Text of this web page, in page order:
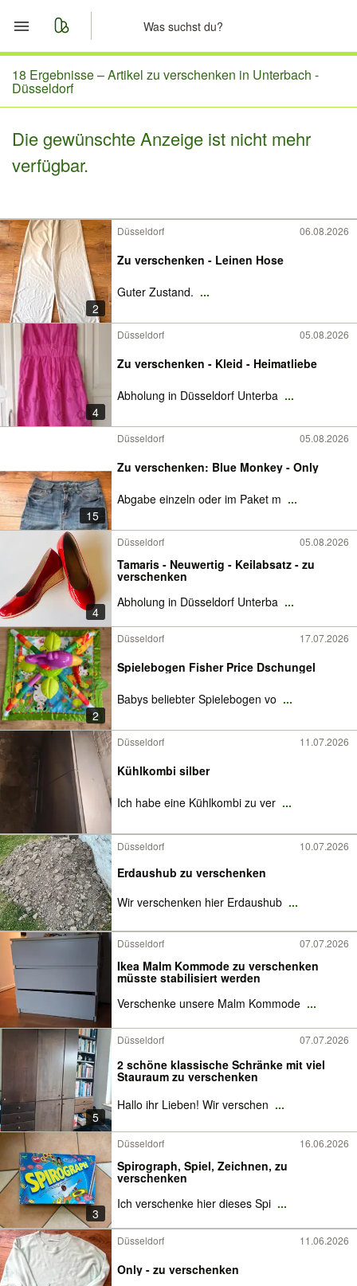
Start
Merkliste
Nachrichten
18 Ergebnisse –Artikel zu verschenken in Unterbach -
Düsseldorf
Die gewünschte Anzeige ist nicht mehr
verfügbar.
2
Düsseldorf 06.08.2026
Zu verschenken - Leinen Hose
Guter Zustand. ...
4
Düsseldorf 05.08.2026
Zu verschenken - Kleid - Heimatliebe
Abholung in Düsseldorf Unterba ...
15
Düsseldorf 05.08.2026
Zu verschenken: Blue Monkey - Only
Abgabe einzeln oder im Paket m ...
4
Düsseldorf 05.08.2026
Tamaris - Neuwertig - Keilabsatz - zu
verschenken
Abholung in Düsseldorf Unterba ...
2
Düsseldorf 17.07.2026
Spielebogen Fisher Price Dschungel
Babys beliebter Spielebogen vo ...
Düsseldorf 11.07.2026
Kühlkombi silber
Ich habe eine Kühlkombi zu ver ...
Düsseldorf 10.07.2026
Erdaushub zu verschenken
Wir verschenken hier Erdaushub ...
Düsseldorf 07.07.2026
Ikea Malm Kommode zu verschenken
müsste stabilisiert werden
Verschenke unsere Malm Kommode ...
5
Düsseldorf 07.07.2026
2 schöne klassische Schränke mit viel
Stauraum zu verschenken
Hallo ihr Lieben! Wir verschen ...
3
Düsseldorf 16.06.2026
Spirograph, Spiel, Zeichnen, zu
verschenken
Ich verschenke hier dieses Spi ...
Düsseldorf 11.06.2026
Only - zu verschenken